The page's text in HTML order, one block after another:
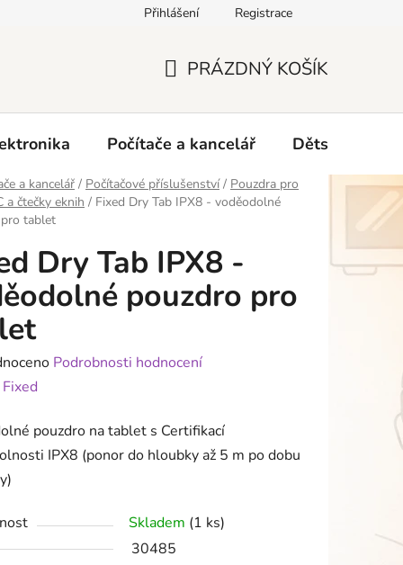
Přihlášení Registrace
KOŠÍK
PRÁZDNÝ KOŠÍK
Počítače a kancelář Dětské zboží
a kancelář / Počítačové příslušenství / Pouzdra pro
a čtečky eknih / Fixed Dry Tab IPX8 - voděodolné
tablet
Dry Tab IPX8 -
pouzdro pro
Podrobnosti hodnocení
Fixed
pouzdro na tablet s Certifikací
IPX8 (ponor do hloubky až 5 m po dobu
Skladem (1 ks)
30485